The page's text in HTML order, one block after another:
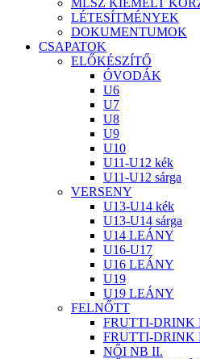
MLSZ KIEMELT
LÉTESÍTMÉNYEK
DOKUMENTUMOK
CSAPATOK
ELŐKÉSZÍTŐ
ÓVODÁK
U6
U7
U8
U9
U10
U11-U12 kék
U11-U12 sárga
VERSENY
U13-U14 kék
U13-U14 sárga
U14 LEÁNY
U16-U17
U16 LEÁNY
U19
U19 LEÁNY
FELNŐTT
FRUTTI-DRINK
FRUTTI-DRINK
NŐI NB II.